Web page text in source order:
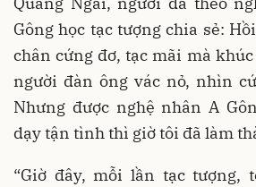
Gông học tạc tượng chia sẻ:
chân cứng đơ, tạc mãi mà
người đàn ông vác nỏ, nhìn
Nhưng được nghệ nhân A
dạy tận tình thì giờ tôi đã làm
“Giờ đây, mỗi lần tạc tượng,